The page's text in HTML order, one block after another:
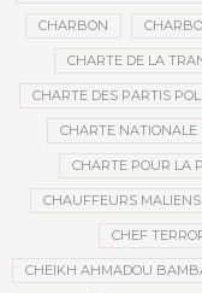
CHARBON
CHARTE DE LA
CHARTE DES PARTIS
CHARTE NATIONALE
CHARTE POUR LA
CHAUFFEURS MALIENS
CHEF
CHEIKH AHMADOU